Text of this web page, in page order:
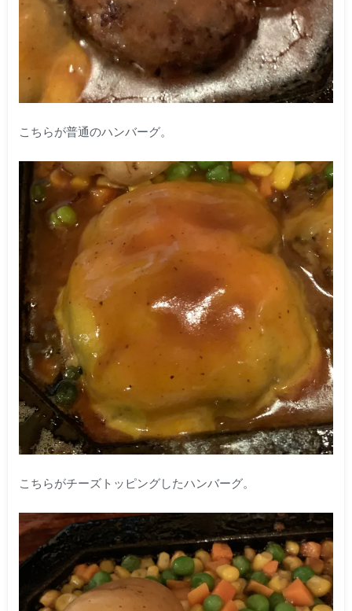
こちらが普通のハンバーグ。
こちらがチーズトッピングしたハンバーグ。